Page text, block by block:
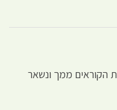
הקוראים ממך ונשאר